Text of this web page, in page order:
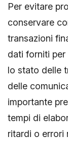
Per evitare
conservare
transazioni
dati forniti
lo stato delle
delle
importante
tempi di
ritardi o errori